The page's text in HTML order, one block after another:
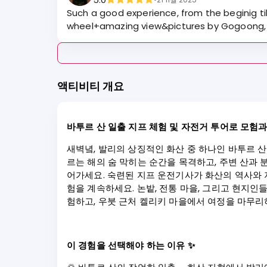
Such a good experience, from the beginig
wheel+amazing view&pictures by
액티비티 개요
바투르 산 일출 지프 체험 및 자전거 투어로 모험
새벽녘, 발리의 상징적인 화산 중 하나인 바투르
르는 해의 숨 막히는 순간을 목격하고, 주변 산과
어가세요. 숙련된 지프 운전기사가 화산의 역사
험을 계속하세요. 논밭, 전통 마을, 그리고 현지
험하고, 우붓 근처 켈리키 마을에서 여정을 마무리
이 경험을 선택해야 하는 이유 ✨